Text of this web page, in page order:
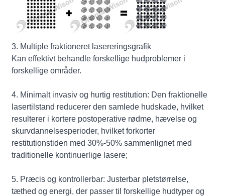
3. Multiple fraktioneret lasereringsgrafik
Kan effektivt behandle forskellige hudproblemer i
forskellige områder.
4. Minimalt invasiv og hurtig restitution: Den fraktionelle
lasertilstand reducerer den samlede hudskade, hvilket
resulterer i kortere postoperative rødme, hævelse og
skurvdannelsesperioder, hvilket forkorter
restitutionstiden med 30%-50% sammenlignet med
traditionelle kontinuerlige lasere;
5. Præcis og kontrollerbar: Justerbar pletstørrelse,
tæthed og energi, der passer til forskellige hudtyper og